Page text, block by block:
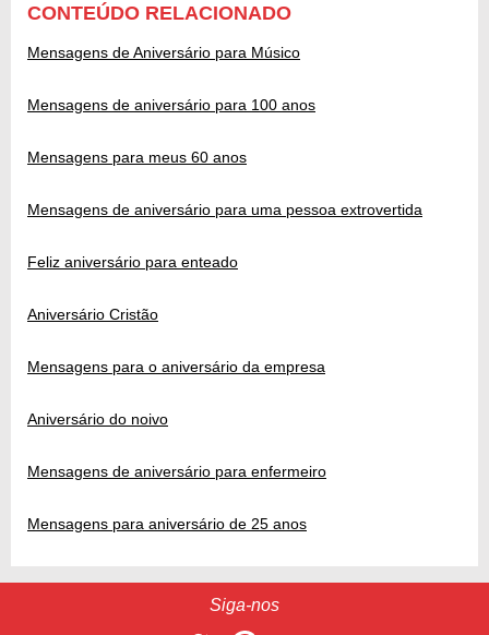
CONTEÚDO RELACIONADO
Mensagens de Aniversário para Músico
Mensagens de aniversário para 100 anos
Mensagens para meus 60 anos
Mensagens de aniversário para uma pessoa extrovertida
Feliz aniversário para enteado
Aniversário Cristão
Mensagens para o aniversário da empresa
Aniversário do noivo
Mensagens de aniversário para enfermeiro
Mensagens para aniversário de 25 anos
Siga-nos